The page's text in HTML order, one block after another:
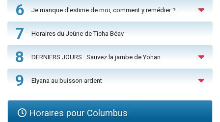
6 Je manque d'estime de moi, comment y remédier ?
7 Horaires du Jeûne de Ticha Béav
8 DERNIERS JOURS : Sauvez la jambe de Yohan
9 Elyana au buisson ardent
Horaires pour Columbus